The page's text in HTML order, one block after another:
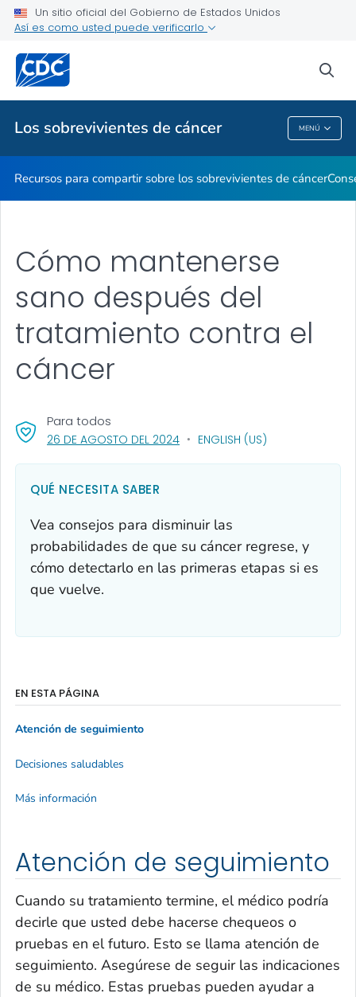
Un sitio oficial del Gobierno de Estados Unidos
Así es como usted puede verificarlo
Los sobrevivientes de cáncer MENÚ
Temas relacionados
Los Sobrevivientes De Cáncer
Recursos para compartir sobre los sobrevivientes de cáncer
26 DE AGOSTO DEL 2024, VISIT LINK FOR DETAILS.
ENGLISH (US)
Para todos
Cómo mantenerse
sano después del
tratamiento contra el
cáncer
QUÉ NECESITA SABER
Vea consejos para disminuir las
probabilidades de que su cáncer regrese, y
cómo detectarlo en las primeras etapas si es
que vuelve.
Atención de seguimiento
Cuando su tratamiento termine, el médico podría
decirle que usted debe hacerse chequeos o
pruebas en el futuro. Esto se llama atención de
seguimiento. Asegúrese de seguir las indicaciones
de su médico. Estas pruebas pueden ayudar a
EN ESTA PÁGINA
Atención de seguimiento
Decisiones saludables
Más información